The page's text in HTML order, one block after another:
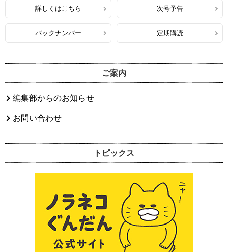
詳しくはこちら 次号予告
バックナンバー 定期購読
ご案内
編集部からのお知らせ
お問い合わせ
トピックス